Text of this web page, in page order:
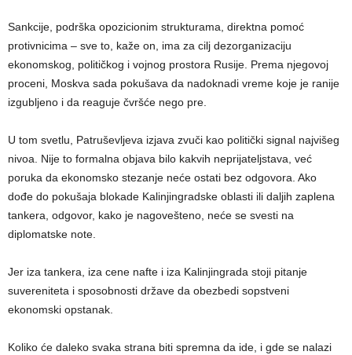
Sankcije, podrška opozicionim strukturama, direktna pomoć
protivnicima – sve to, kaže on, ima za cilj dezorganizaciju
ekonomskog, političkog i vojnog prostora Rusije. Prema njegovoj
proceni, Moskva sada pokušava da nadoknadi vreme koje je ranije
izgubljeno i da reaguje čvršće nego pre.
U tom svetlu, Patruševljeva izjava zvuči kao politički signal najvišeg
nivoa. Nije to formalna objava bilo kakvih neprijateljstava, već
poruka da ekonomsko stezanje neće ostati bez odgovora. Ako
dođe do pokušaja blokade Kalinjingradske oblasti ili daljih zaplena
tankera, odgovor, kako je nagovešteno, neće se svesti na
diplomatske note.
Jer iza tankera, iza cene nafte i iza Kalinjingrada stoji pitanje
suvereniteta i sposobnosti države da obezbedi sopstveni
ekonomski opstanak.
Koliko će daleko svaka strana biti spremna da ide, i gde se nalazi